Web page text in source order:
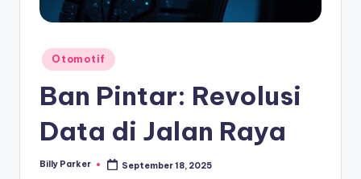
Posted
in
Otomotif
Ban Pintar: Revolusi
Data di Jalan Raya
Posted
Billy Parker September 18, 2025